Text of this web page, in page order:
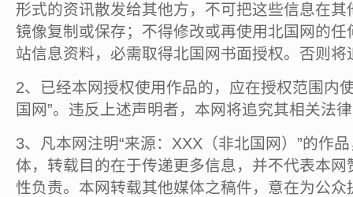
形式的资讯散发给其他方，不可把这些信息在
镜像复制或保存；不得修改或再使用北国网的
站信息资料，必需取得北国网书面授权。否则将
2、已经本网授权使用作品的，应在授权范围内
国网”。违反上述声明者，本网将追究其相关法
3、凡本网注明“来源：XXX（非北国网）”的作
体，转载目的在于传递更多信息，并不代表本
性负责。本网转载其他媒体之稿件，意在为公